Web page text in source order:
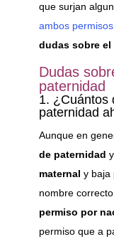
que surjan
ambos
dudas sobre el
Dudas
paternidad
1. ¿Cuántos
paternidad
Aunque en
de paternidad
maternal y baja
nombre
permiso por
permiso que a